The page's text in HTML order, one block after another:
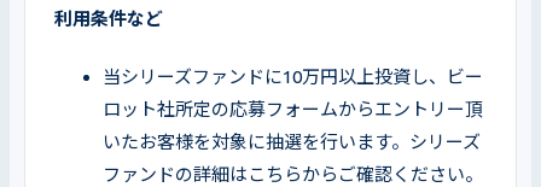
利用条件など
当シリーズファンドに10万円以上投資し、ビー
ロット社所定の応募フォームからエントリー頂
いたお客様を対象に抽選を行います。シリーズ
ファンドの詳細はこちらからご確認ください。